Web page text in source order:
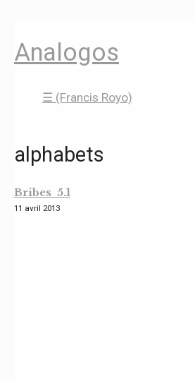
Analogos
☰ (Francis Royo)
alphabets
Bribes 5.1
11 avril 2013